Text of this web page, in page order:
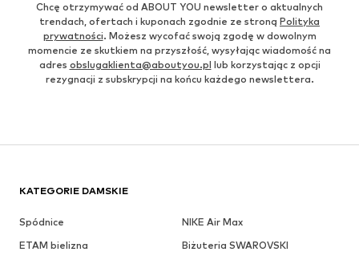
Chcę otrzymywać od ABOUT YOU newsletter o aktualnych
trendach, ofertach i kuponach zgodnie ze stroną Polityka
prywatności. Możesz wycofać swoją zgodę w dowolnym
momencie ze skutkiem na przyszłość, wysyłając wiadomość na
adres obslugaklienta@aboutyou.pl lub korzystając z opcji
rezygnacji z subskrypcji na końcu każdego newslettera.
KATEGORIE DAMSKIE
Spódnice
NIKE Air Max
ETAM bielizna
Biżuteria SWAROVSKI